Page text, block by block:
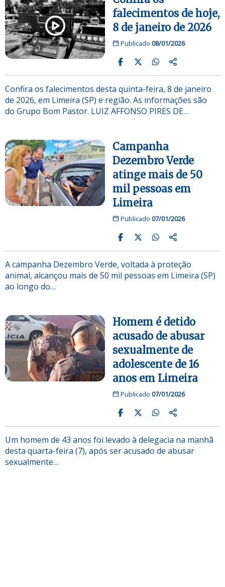
falecimentos de hoje,
8 de janeiro de 2026
Publicado 08/01/2026
Confira os falecimentos desta quinta-feira, 8 de janeiro
de 2026, em Limeira (SP) e região. As informações são
do Grupo Bom Pastor. LUIZ AFFONSO PIRES DE…
Campanha
Dezembro Verde
atinge mais de 50
mil pessoas em
Limeira
Publicado 07/01/2026
A campanha Dezembro Verde, voltada à proteção
animal, alcançou mais de 50 mil pessoas em Limeira (SP)
ao longo do…
Homem é detido
acusado de abusar
sexualmente de
adolescente de 16
anos em Limeira
Publicado 07/01/2026
Um homem de 43 anos foi levado à delegacia na manhã
desta quarta-feira (7), após ser acusado de abusar
sexualmente…